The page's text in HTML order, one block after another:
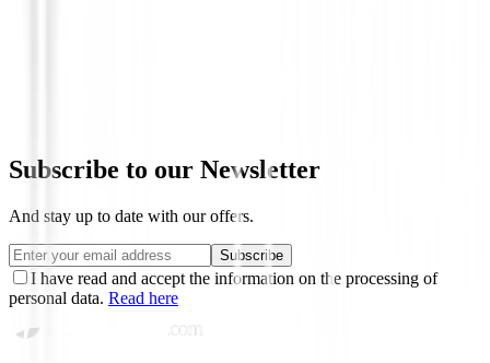
Subscribe to our Newsletter
And stay up to date with our offers.
Subscribe
I have read and accept the information on the processing of
personal data. Read here